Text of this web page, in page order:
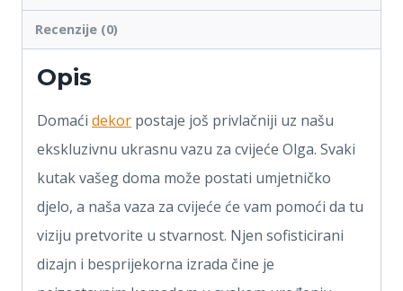
Recenzije (0)
Opis
Domaći dekor postaje još privlačniji uz našu
ekskluzivnu ukrasnu vazu za cvijeće Olga. Svaki
kutak vašeg doma može postati umjetničko
djelo, a naša vaza za cvijeće će vam pomoći da tu
viziju pretvorite u stvarnost. Njen sofisticirani
dizajn i besprijekorna izrada čine je